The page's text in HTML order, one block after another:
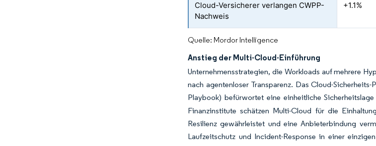
Cloud-Versicherer verlangen CWPP-
Nachweis
+1.1%
Quelle: Mordor Intelligence
Anstieg der Multi-Cloud-Einführung
Unternehmensstrategien, die Workloads auf mehrere
nach agentenloser Transparenz. Das Cloud-
Playbook) befürwortet eine einheitliche
Finanzinstitute schätzen Multi-Cloud für die
Resilienz gewährleistet und eine Anbieterbindung
Laufzeitschutz und Incident-Response in einer